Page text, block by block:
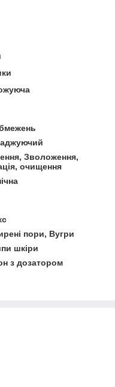
Зволоження,
очищення
пори, Вугри
шкіри
з дозатором